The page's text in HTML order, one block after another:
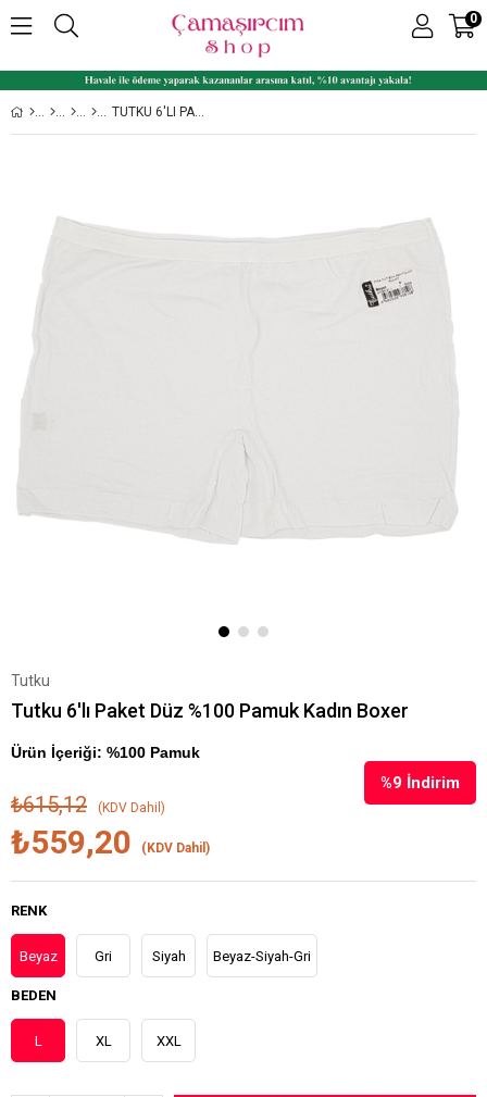
0
TUTKU 6'LI PAKET DÜZ %100 PAMUK KADIN BOXER
Tutku
Tutku 6'lı Paket Düz %100 Pamuk Kadın Boxer
Ürün İçeriği: %100 Pamuk
%9 İndirim
₺615,12 (KDV Dahil)
₺559,20 (KDV Dahil)
RENK
Beyaz Gri Siyah Beyaz-Siyah-Gri
BEDEN
L XL XXL